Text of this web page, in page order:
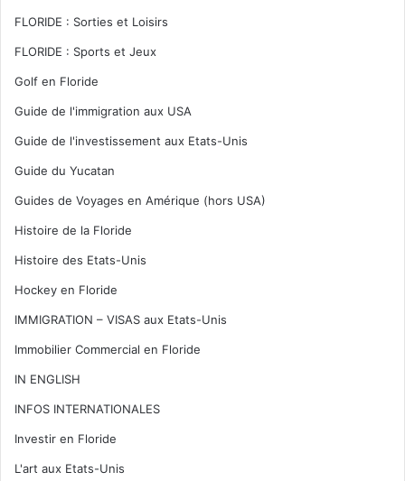
FLORIDE : Sorties et Loisirs
FLORIDE : Sports et Jeux
Golf en Floride
Guide de l'immigration aux USA
Guide de l'investissement aux Etats-Unis
Guide du Yucatan
Guides de Voyages en Amérique (hors USA)
Histoire de la Floride
Histoire des Etats-Unis
Hockey en Floride
IMMIGRATION – VISAS aux Etats-Unis
Immobilier Commercial en Floride
IN ENGLISH
INFOS INTERNATIONALES
Investir en Floride
L'art aux Etats-Unis